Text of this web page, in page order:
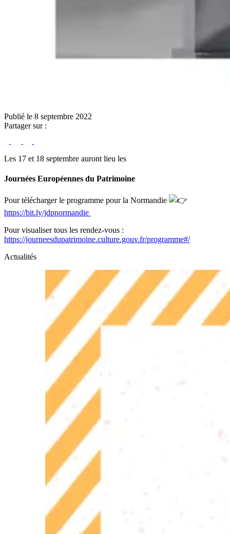
Publié le 8 septembre 2022
Partager sur :
Les 17 et 18 septembre auront lieu les
Journées Européennes du Patrimoine
Pour télécharger le programme pour la Normandie
https://bit.ly/jdpnormandie
Pour visualiser tous les rendez-vous :
https://journeesdupatrimoine.culture.gouv.fr/programme#/
Actualités